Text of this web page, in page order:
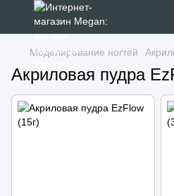
Моделирование ногтей
Акриловая пудра